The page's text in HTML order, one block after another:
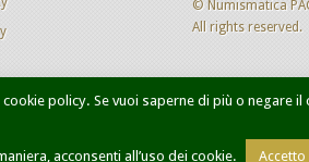
© Numismatica
All rights reserved.
Contatti Ricerca avanzata
policy. Se vuoi saperne di più o negare il
acconsenti all’uso dei cookie. Accetto